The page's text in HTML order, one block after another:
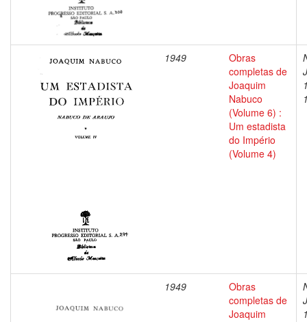
1949
Obras
completas de
Joaquim
Nabuco
(Volume 6) :
Um estadista
do Império
(Volume 4)
1949
Obras
completas de
Joaquim